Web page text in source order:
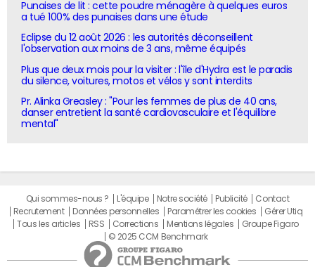
Punaises de lit : cette poudre ménagère à quelques euros
a tué 100% des punaises dans une étude
Eclipse du 12 août 2026 : les autorités déconseillent
l'observation aux moins de 3 ans, même équipés
Plus que deux mois pour la visiter : l'île d'Hydra est le paradis
du silence, voitures, motos et vélos y sont interdits
Pr. Alinka Greasley : "Pour les femmes de plus de 40 ans,
danser entretient la santé cardiovasculaire et l'équilibre
mental"
Qui sommes-nous ? L'équipe Notre société Publicité
Contact
Recrutement
Données personnelles Paramétrer les cookies
Gérer Utiq
Tous les articles
RSS Corrections Mentions légales
Groupe Figaro
© 2025 CCM Benchmark